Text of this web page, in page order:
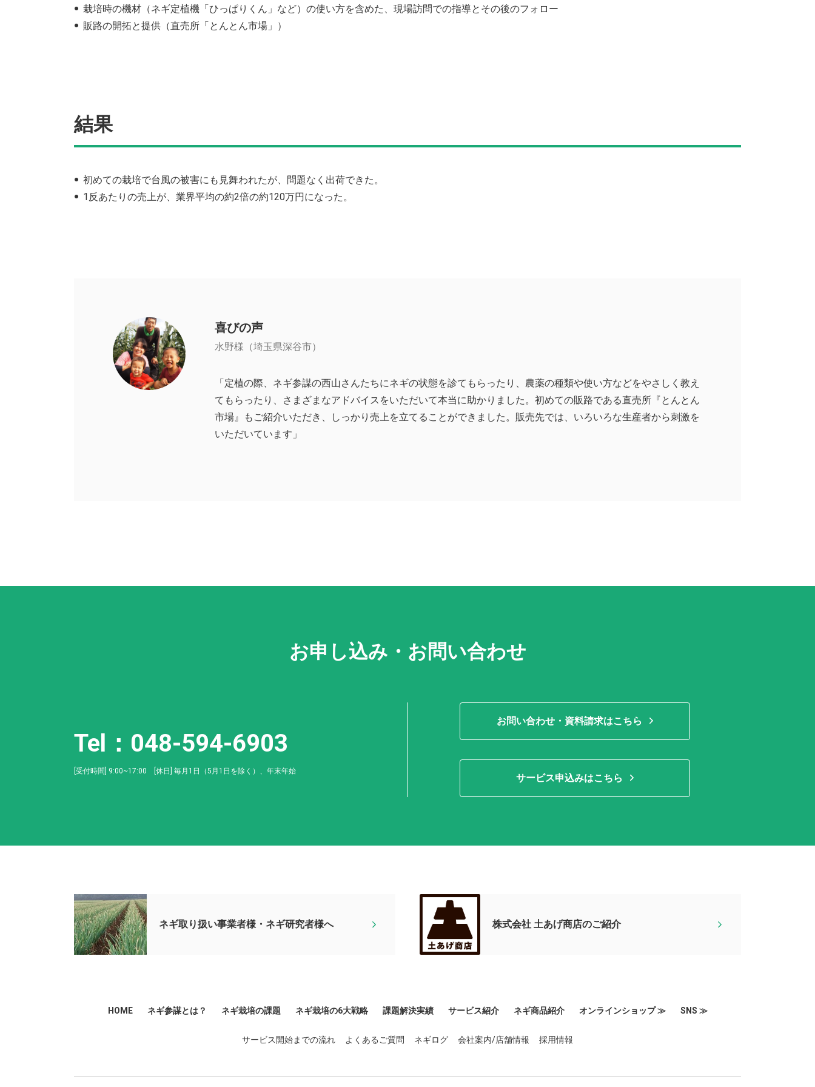
栽培時の機材（ネギ定植機「ひっぱりくん」など）の使い方を含めた、現場訪問での指導とその後のフォロー
販路の開拓と提供（直売所「とんとん市場」）
結果
初めての栽培で台風の被害にも見舞われたが、問題なく出荷できた。
1反あたりの売上が、業界平均の約2倍の約120万円になった。
喜びの声
水野様（埼玉県深谷市）
「定植の際、ネギ参謀の西山さんたちにネギの状態を診てもらったり、農薬の種類や使い方などをやさしく教え
てもらったり、さまざまなアドバイスをいただいて本当に助かりました。初めての販路である直売所『とんとん
市場』もご紹介いただき、しっかり売上を立てることができました。販売先では、いろいろな生産者から刺激を
いただいています」
お申し込み・お問い合わせ
Tel：048-594-6903
[受付時間] 9:00~17:00 [休日] 毎月1日（5月1日を除く）、 年末年始
お問い合わせ・資料請求はこちら
サービス申込みはこちら
ネギ取り扱い事業者様・ネギ研究者様へ 株式会社 土あげ商店のご紹介
HOME ネギ参謀とは？ ネギ栽培の課題 ネギ栽培の6大戦略 課題解決実績 サービス紹介 ネギ商品紹介 オンラインショップ ≫ SNS ≫
サービス開始までの流れ よくあるご質問 ネギログ 会社案内/店舗情報 採用情報